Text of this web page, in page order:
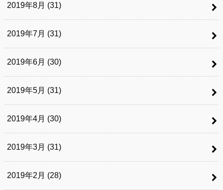
2019年8月 (31)
2019年7月 (31)
2019年6月 (30)
2019年5月 (31)
2019年4月 (30)
2019年3月 (31)
2019年2月 (28)